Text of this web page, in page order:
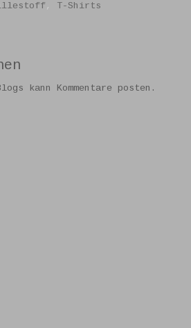
, T-Shirts
kann Kommentare posten.